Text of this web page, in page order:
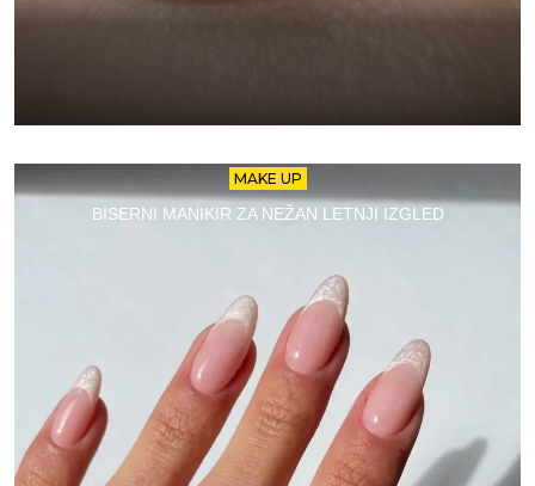
MAKE UP
BISERNI MANIKIR ZA NEŽAN LETNJI IZGLED